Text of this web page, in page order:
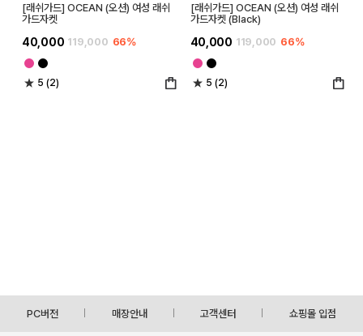
[래쉬가드] OCEAN (오션) 여성 래쉬
가드자켓
40,000 119,000 66%
5 (2)
[래쉬가드] OCEAN (오션) 여성 래쉬
가드자켓 (Black)
40,000 119,000 66%
5 (2)
PC버전 매장안내 고객센터 쇼핑몰 입점